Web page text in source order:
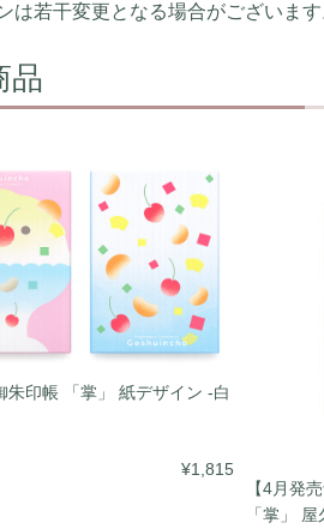
は若干変更となる場合がございます
品
朱印帳 「掌」 紙デザイン -白
¥1,815
【4月発
「掌」